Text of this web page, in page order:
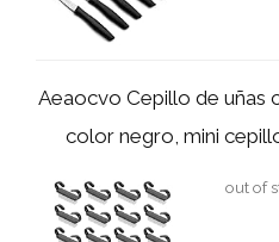
Aeaocvo Cepillo de uñas
color negro, mini
out of